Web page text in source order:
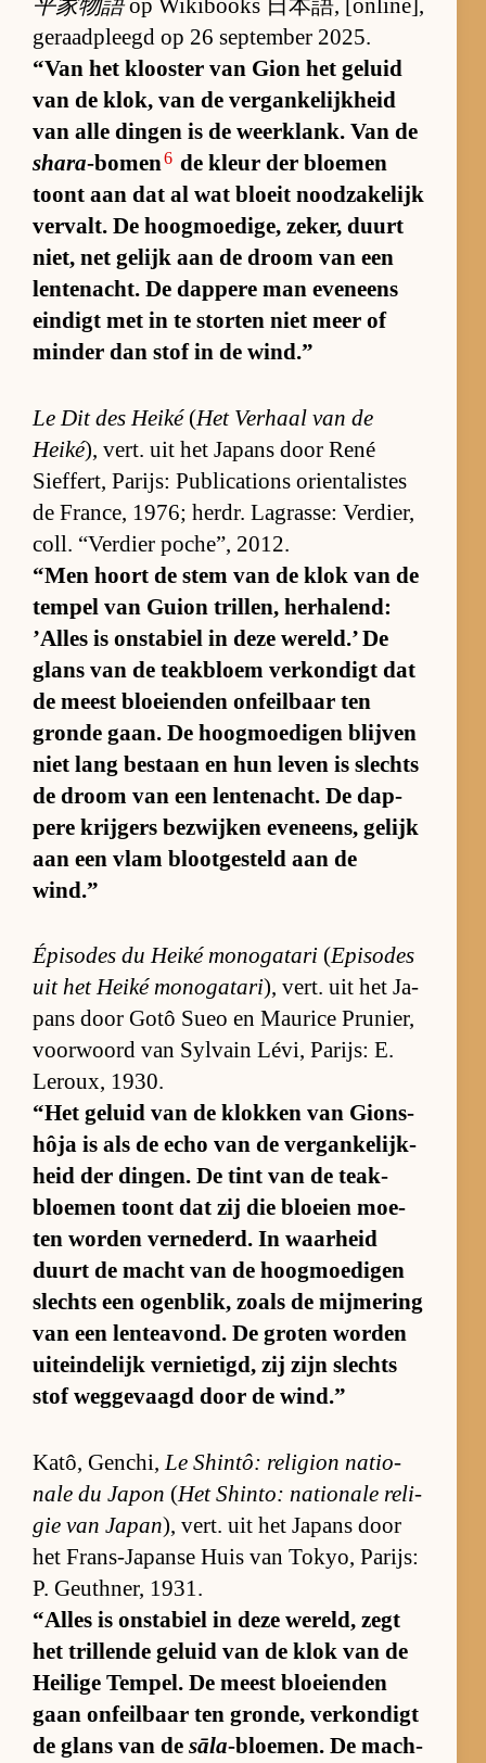
平家物語op Wiki­books 日本語, [on­li­ne],
ge­raad­pleegd op 26 sep­tem­ber 2025.
“Van het kloos­ter van Gion het ge­luid
van de klok, van de ver­gan­ke­lijk­heid
van alle din­gen is de weer­klank. Van de
shara-bomen6 de kleur der bloe­men
toont aan dat al wat bloeit nood­za­ke­lijk
ver­valt. De hoog­moe­di­ge, ze­ker, duurt
niet, net ge­lijk aan de droom van een
len­te­nacht. De dap­pere man even­eens
ein­digt met in te stor­ten niet meer of
min­der dan stof in de wind.”
Le Dit des Heiké(Het Ver­haal van de
Heiké), vert. uit het Ja­pans door René
Sief­fert, Pa­rijs: Pu­bli­ca­ti­ons orien­ta­lis­tes
de Fran­ce, 1976; her­dr. La­gras­se: Ver­dier,
coll. “Ver­dier po­che”, 2012.
“Men hoort de stem van de klok van de
tem­pel van Guion tril­len, her­ha­lend:
’Al­les is on­sta­biel in deze we­reld.’ De
glans van de teak­bloem ver­kon­digt dat
de meest bloei­en­den on­feil­baar ten
gronde gaan. De hoog­moe­di­gen blij­ven
niet lang be­staan en hun le­ven is slechts
de droom van een len­te­nacht. De dap­
pere krij­gers be­zwij­ken even­eens, ge­lijk
aan een vlam bloot­ge­steld aan de
wind.”
Épi­so­des du Heiké mo­no­ga­tari (Epi­so­des
uit het Heiké mo­no­ga­tari), vert. uit het Ja­
pans door Gotô Sueo en Maurice Pr­unier,
voor­woord van Syl­vain Lé­vi, Pa­rijs: E.
Le­roux, 1930.
“Het ge­luid van de klok­ken van Gi­ons­
hôja is als de echo van de ver­gan­ke­lijk­
heid der din­gen. De tint van de teak­
bloe­men toont dat zij die bloeien moe­
ten wor­den ver­ne­derd. In waar­heid
duurt de macht van de hoog­moe­di­gen
slechts een ogen­blik, zo­als de mij­me­ring
van een len­te­avond. De gro­ten wor­den
uit­ein­de­lijk ver­nie­tigd, zij zijn slechts
stof weg­ge­vaagd door de wind.”
Ka­tô, Gen­chi,Le Shintô: re­li­gion na­ti­o­
nale du Ja­pon (Het Shin­to: na­ti­o­nale re­li­
gie van Ja­pan), vert. uit het Ja­pans door
het Frans-Ja­panse Huis van Tokyo, Pa­rijs:
P. Geuth­ner, 1931.
“Al­les is on­sta­biel in deze we­reld, zegt
het tril­lende ge­luid van de klok van de
Hei­lige Tem­pel. De meest bloei­en­den
gaan on­feil­baar ten gron­de, ver­kon­digt
de glans van de sāla-bloe­men. De mach­